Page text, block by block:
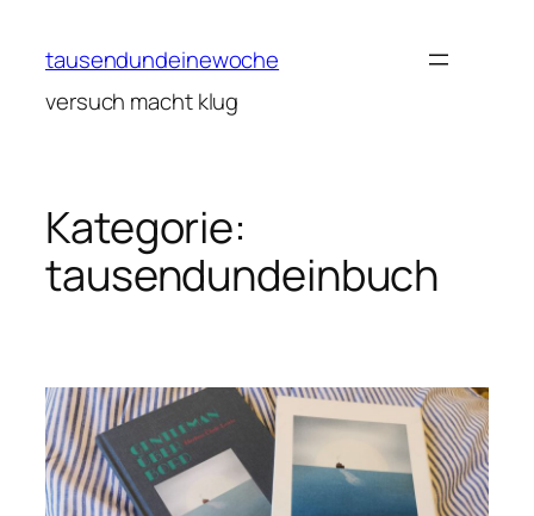
Inhalttausendundeinewoche
versuch macht klug
Kategorie:
tausendundeinbuch